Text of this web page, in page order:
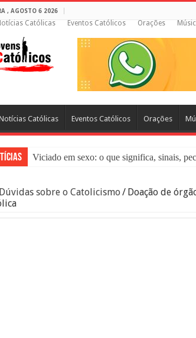
, AGOSTO 6 2026
Católicas Eventos Católicos Orações
Católicas Eventos Católicos Orações
Viciado em sexo: o que significa, sinais,
Filme Sagrado Coração – Seu Reino Não
Dúvidas sobre o Catolicismo / Doação de